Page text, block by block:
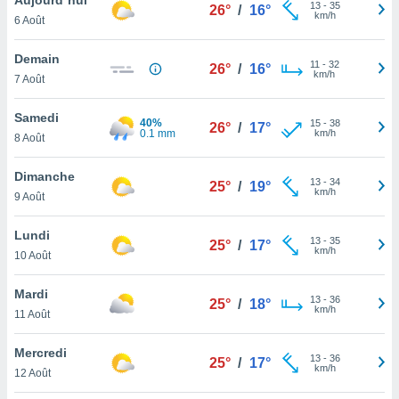
et
»,
au
vous
qu'ils
ou
le
ainsi
un
la
du
6 Août
26° / 16° 13- 35
km/h
Demain
7 Août
26° / 16° 11 - 32
km/h
Samedi
8 Août
40%
0.1 mm
26° / 17° 15- 38
km/h
Dimanche
9 Août
25° / 19° 13- 34
km/h
Lundi
10 Août
25° / 17° 13- 35
km/h
Mardi
11 Août
25° / 18° 13- 36
km/h
Mercredi
12 Août
25° / 17° 13- 36
km/h